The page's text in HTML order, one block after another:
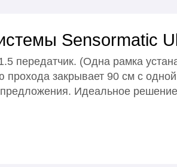
Sensormatic
передатчик. (Одна рамка
закрывает 90 см с
Идеальное